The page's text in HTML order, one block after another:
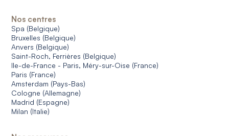
Nos centres
Spa (Belgique)
Bruxelles (Belgique)
Anvers (Belgique)
Saint-Roch, Ferrières (Belgique)
Ile-de-France - Paris, Méry-sur-Oise (France)
Paris (France)
Amsterdam (Pays-Bas)
Cologne (Allemagne)
Madrid (Espagne)
Milan (Italie)